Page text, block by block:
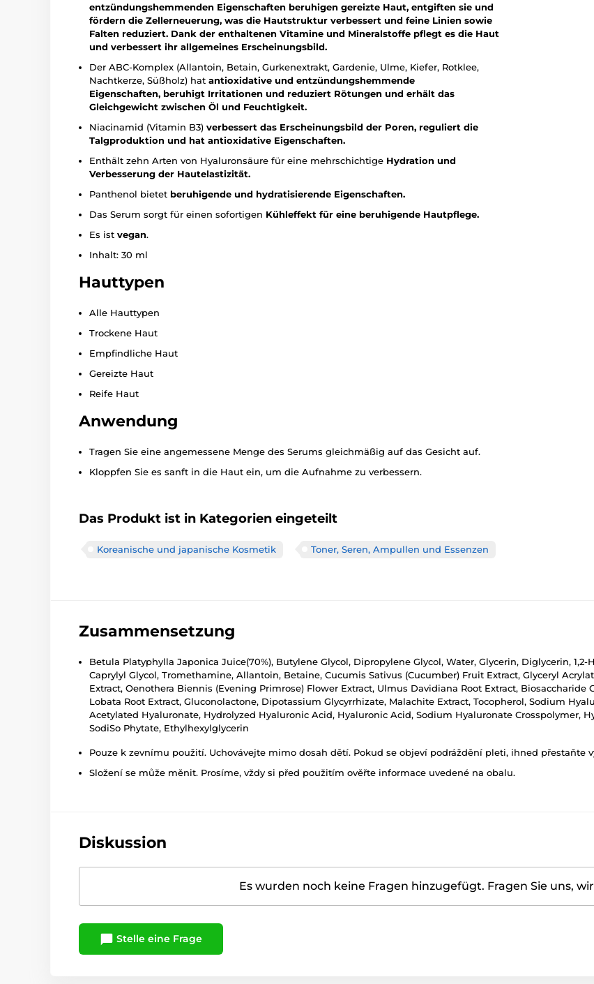
entzündungshemmenden Eigenschaften beruhigen gereizte Haut, entgiften sie und
fördern die Zellerneuerung, was die Hautstruktur verbessert und feine Linien sowie
Falten reduziert. Dank der enthaltenen Vitamine und Mineralstoffe pflegt es die Haut
und verbessert ihr allgemeines Erscheinungsbild.
Der ABC-Komplex (Allantoin, Betain, Gurkenextrakt, Gardenie, Ulme, Kiefer, Rotklee,
Nachtkerze, Süßholz) hat antioxidative und entzündungshemmende
Eigenschaften, beruhigt Irritationen und reduziert Rötungen und erhält das
Gleichgewicht zwischen Öl und Feuchtigkeit.
Niacinamid (Vitamin B3) verbessert das Erscheinungsbild der Poren, reguliert die
Talgproduktion und hat antioxidative Eigenschaften.
Enthält zehn Arten von Hyaluronsäure für eine mehrschichtige Hydration und
Verbesserung der Hautelastizität.
Panthenol bietet beruhigende und hydratisierende Eigenschaften.
Das Serum sorgt für einen sofortigen Kühleffekt für eine beruhigende Hautpflege.
Es ist vegan.
Inhalt: 30 ml
Hauttypen
Alle Hauttypen
Trockene Haut
Empfindliche Haut
Gereizte Haut
Reife Haut
Anwendung
Tragen Sie eine angemessene Menge des Serums gleichmäßig auf das Gesicht auf.
Kloppfen Sie es sanft in die Haut ein, um die Aufnahme zu verbessern.
Das Produkt ist in Kategorien eingeteilt
Koreanische und japanische Kosmetik Toner, Seren, Ampullen und Essenzen
Zusammensetzung
Betula Platyphylla Japonica Juice(70%), Butylene Glycol, Dipropylene Glycol, Water, Glycerin, Diglycerin,
Caprylyl Glycol, Tromethamine, Allantoin, Betaine, Cucumis Sativus (Cucumber) Fruit Extract, Glyceryl
Extract, Oenothera Biennis (Evening Primrose) Flower Extract, Ulmus Davidiana Root Extract, Biosaccharide
Lobata Root Extract, Gluconolactone, Dipotassium Glycyrrhizate, Malachite Extract, Tocopherol, Sodium
Acetylated Hyaluronate, Hydrolyzed Hyaluronic Acid, Hyaluronic Acid, Sodium Hyaluronate Crosspolymer,
SodiSo Phytate, Ethylhexylglycerin
Pouze k zevnímu použití. Uchovávejte mimo dosah dětí. Pokud se objeví podráždění pleti, ihned přestaňte
Složení se může měnit. Prosíme, vždy si před použitím ověřte informace uvedené na obalu.
Diskussion
Es wurden noch keine Fragen hinzugefügt. Fragen Sie uns,
Stelle eine Frage